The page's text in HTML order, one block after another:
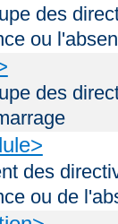
des
ou
des
des
ou de